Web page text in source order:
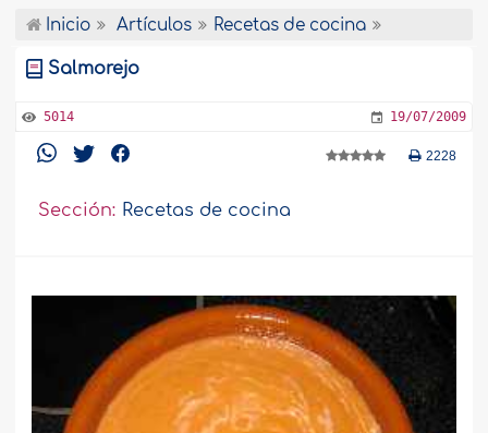
Inicio Artículos Recetas de cocina
Salmorejo
5014 19/07/2009
2228
Sección: Recetas de cocina